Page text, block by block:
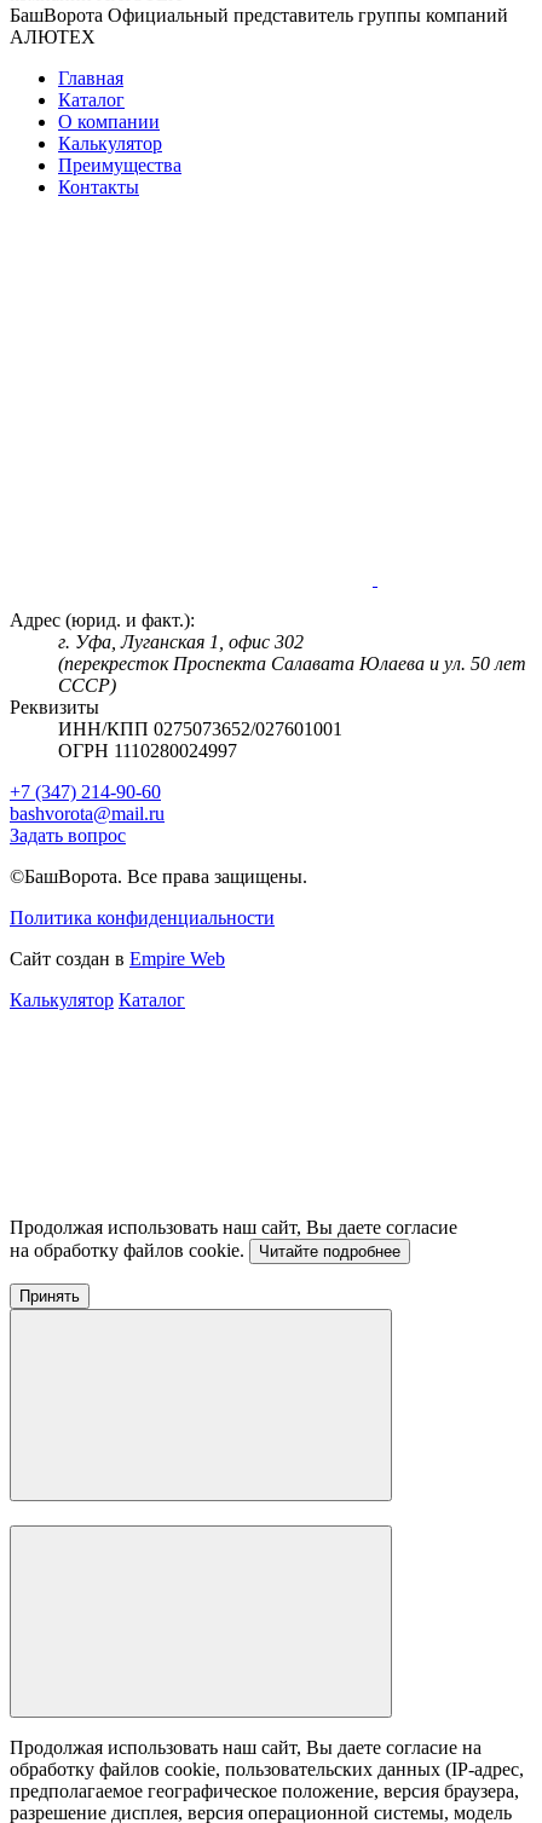
БашВорота Официальный представитель группы компаний
АЛЮТЕХ
Главная
Каталог
О компании
Калькулятор
Преимущества
Контакты
Адрес (юрид. и факт.):
г. Уфа, Луганская 1, офис 302
(перекресток Проспекта Салавата Юлаева и ул. 50 лет
СССР)
Реквизиты
ИНН/КПП 0275073652/027601001
ОГРН 1110280024997
+7 (347) 214-90-60
bashvorota@mail.ru
Задать вопрос
©БашВорота. Все права защищены.
Политика конфиденциальности
Сайт создан в Empire Web
Калькулятор Каталог
Продолжая использовать наш сайт, Вы даете согласие
на обработку файлов cookie.
Читайте подробнее
Принять
Продолжая использовать наш сайт, Вы даете согласие на
обработку файлов cookie, пользовательских данных (IP-адрес,
предполагаемое географическое положение, версия браузера,
разрешение дисплея, версия операционной системы, модель